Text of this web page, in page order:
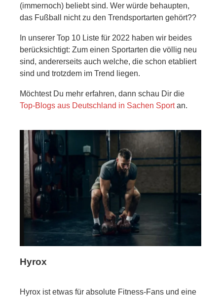
(immernoch) beliebt sind. Wer würde behaupten,
das Fußball nicht zu den Trendsportarten gehört??
In unserer Top 10 Liste für 2022 haben wir beides
berücksichtigt: Zum einen Sportarten die völlig neu
sind, andererseits auch welche, die schon etabliert
sind und trotzdem im Trend liegen.
Möchtest Du mehr erfahren, dann schau Dir die
Top-Blogs aus Deutschland in Sachen Sportan.
Hyrox
Hyrox ist etwas für absolute Fitness-Fans und eine